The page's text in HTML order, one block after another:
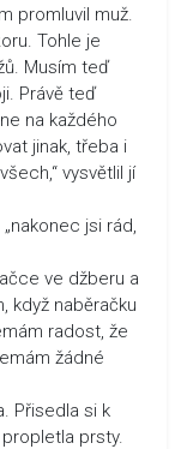
promluvil muž.
Tohle je
Musím teď
Právě teď
na každého
jinak, třeba i
vysvětlil jí
jsi rád,
ve džberu a
když naběračku
radost, že
žádné
Přisedla si k
prsty.